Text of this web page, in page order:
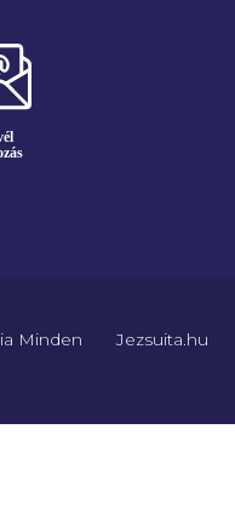
Minden
Jezsuita.hu